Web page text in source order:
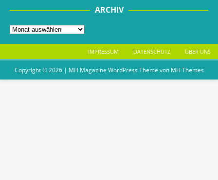
ARCHIV
IMPRESSUM DATENSCHUTZ ÜBER UNS
Copyright © 2026 | MH Magazine WordPress Theme von MH Themes